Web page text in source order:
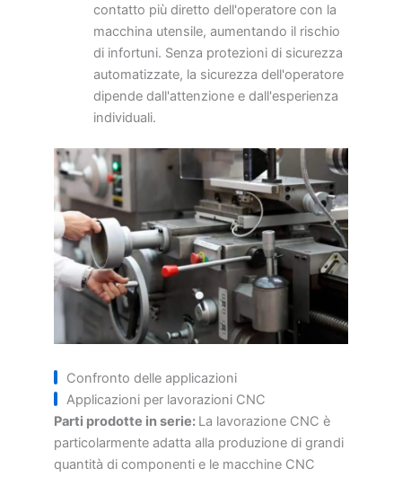
contatto più diretto dell'operatore con la
macchina utensile, aumentando il rischio
di infortuni. Senza protezioni di sicurezza
automatizzate, la sicurezza dell'operatore
dipende dall'attenzione e dall'esperienza
individuali.
Confronto delle applicazioni
Applicazioni per lavorazioni CNC
Parti prodotte in serie: La lavorazione CNC è
particolarmente adatta alla produzione di grandi
quantità di componenti e le macchine CNC